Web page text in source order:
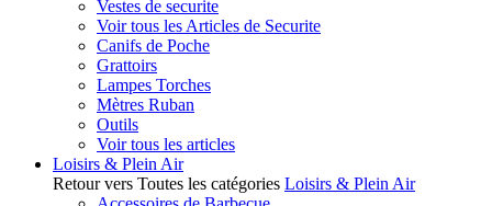
Vestes de securite
Voir tous les Articles de Securite
Canifs de Poche
Grattoirs
Lampes Torches
Mètres Ruban
Outils
Voir tous les articles
Loisirs & Plein Air
Retour vers Toutes les catégories Loisirs & Plein Air